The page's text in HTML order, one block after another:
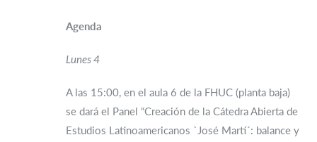
Agenda
Lunes 4
A las 15:00, en el aula 6 de la FHUC (planta baja)
se dará el Panel “Creación de la Cátedra Abierta de
Estudios Latinoamericanos `José Martí´: balance y